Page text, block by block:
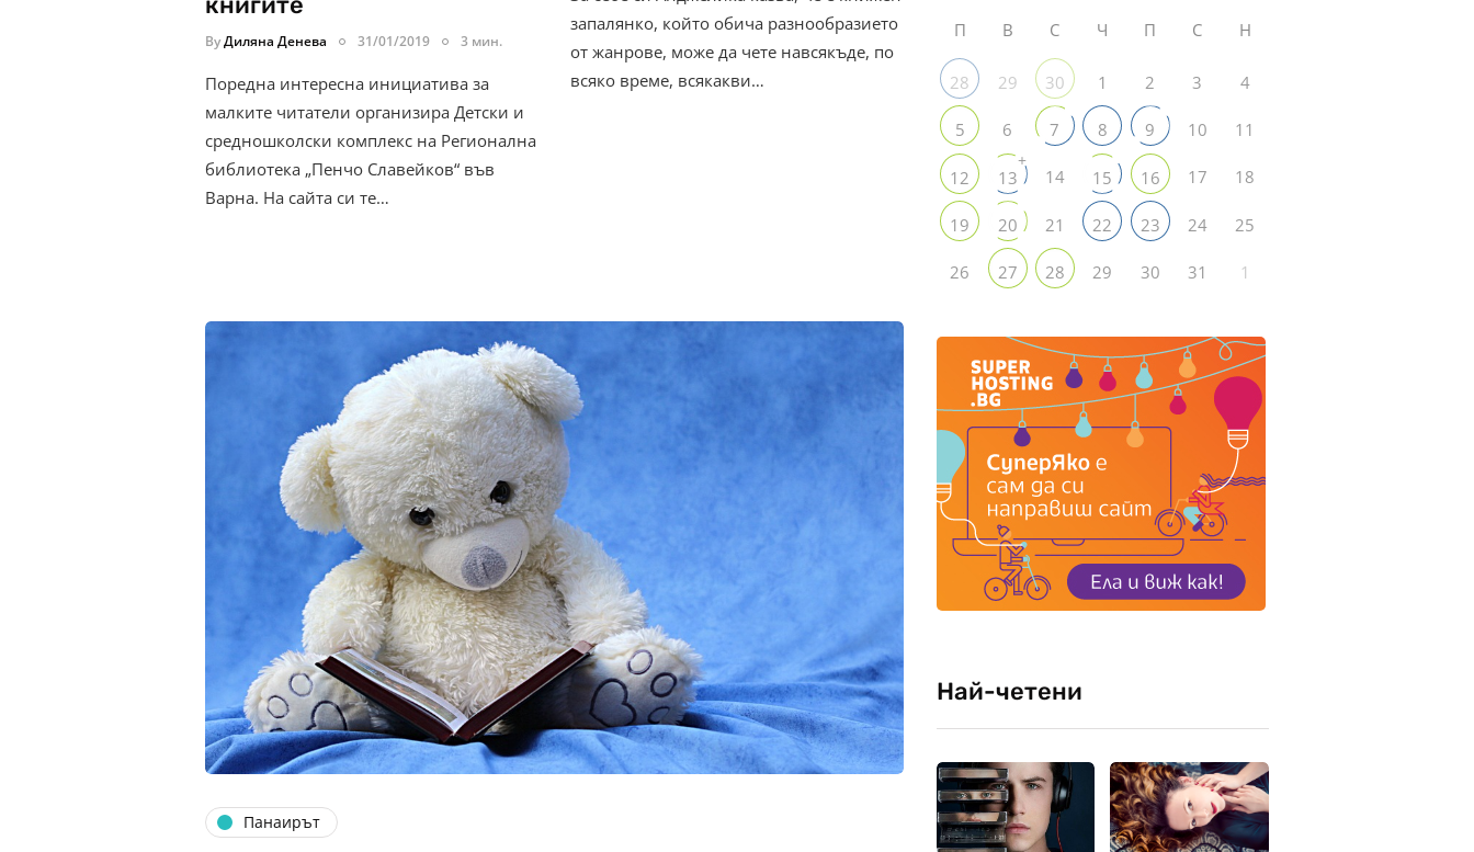
ByДиляна Денева 31/01/2019 3 мин.
Поредна интересна инициатива за
малките читатели организира Детски и
средношколски комплекс на Регионална
библиотека „Пенчо Славейков“ във
Варна. На сайта си те…
запалянко, който обича разнообразието
от жанрове, може да чете навсякъде, по
всяко време, всякакви…
Панаирът
П В С Ч П С Н
28 29 30 1 2 3 4
5 6 7 8 9 10 11
12 13
+
14 15 16 17 18
19 20 21 22 23 24 25
26 27 28 29 30 31 1
Най-четени